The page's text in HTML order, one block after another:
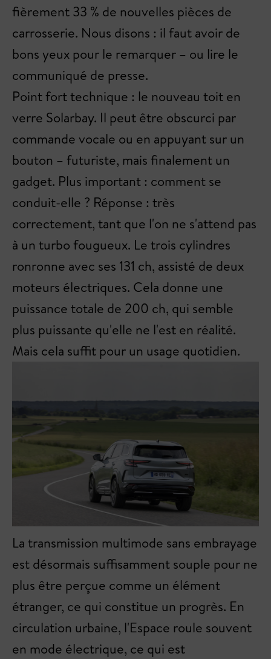
fièrement 33 % de nouvelles pièces de
carrosserie. Nous disons : il faut avoir de
bons yeux pour le remarquer – ou lire le
communiqué de presse.
Point fort technique : le nouveau toit en
verre Solarbay. Il peut être obscurci par
commande vocale ou en appuyant sur un
bouton – futuriste, mais finalement un
gadget. Plus important : comment se
conduit-elle ? Réponse : très
correctement, tant que l'on ne s'attend pas
à un turbo fougueux. Le trois cylindres
ronronne avec ses 131 ch, assisté de deux
moteurs électriques. Cela donne une
puissance totale de 200 ch, qui semble
plus puissante qu'elle ne l'est en réalité.
Mais cela suffit pour un usage quotidien.
La transmission multimode sans embrayage
est désormais suffisamment souple pour ne
plus être perçue comme un élément
étranger, ce qui constitue un progrès. En
circulation urbaine, l'Espace roule souvent
en mode électrique, ce qui est